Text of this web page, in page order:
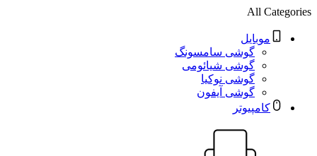
All Categories
موبایل
گوشی سامسونگ
گوشی شیائومی
گوشی نوکیا
گوشی آیفون
کامپیوتر